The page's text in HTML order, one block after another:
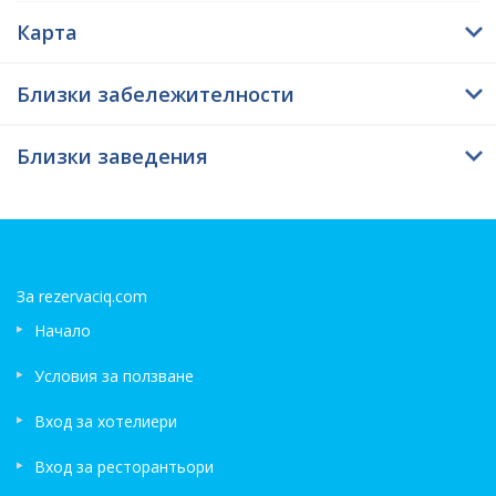
Карта
Близки забележителности
Близки заведения
За rezervaciq.com
Начало
Условия за ползване
Вход за хотелиери
Вход за ресторантьори